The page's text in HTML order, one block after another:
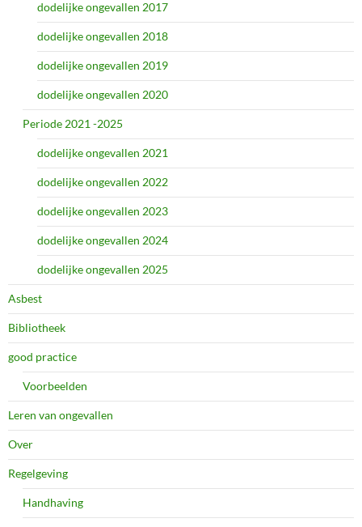
dodelijke ongevallen 2017
dodelijke ongevallen 2018
dodelijke ongevallen 2019
dodelijke ongevallen 2020
Periode 2021 -2025
dodelijke ongevallen 2021
dodelijke ongevallen 2022
dodelijke ongevallen 2023
dodelijke ongevallen 2024
dodelijke ongevallen 2025
Asbest
Bibliotheek
good practice
Voorbeelden
Leren van ongevallen
Over
Regelgeving
Handhaving